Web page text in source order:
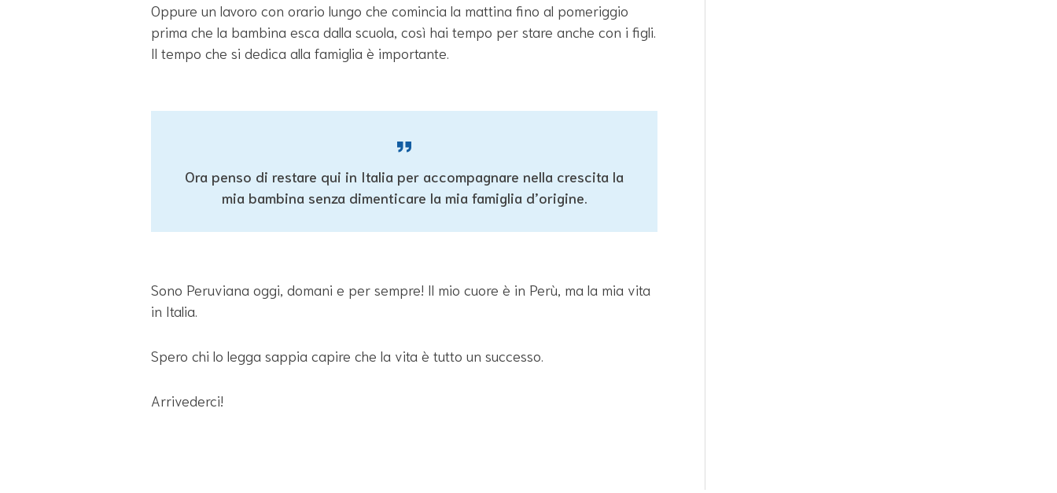
Oppure un lavoro con orario lungo che comincia la mattina fino al pomeriggio
prima che la bambina esca dalla scuola, così hai tempo per stare anche con i figli.
Il tempo che si dedica alla famiglia è importante.
Ora penso di restare qui in Italia per accompagnare nella crescita la
mia bambina senza dimenticare la mia famiglia d’origine.
Sono Peruviana oggi, domani e per sempre! Il mio cuore è in Perù, ma la mia vita
in Italia.
Spero chi lo legga sappia capire che la vita è tutto un successo.
Arrivederci!